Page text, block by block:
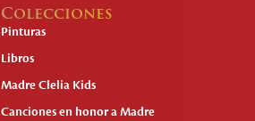
Colecciones
Pinturas
Libros
Madre Clelia Kids
Canciones en honor a Madre